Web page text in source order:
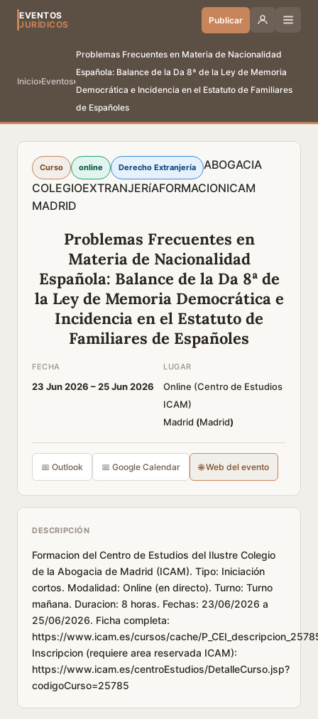
EVENTOS
JURÍDICOS
Publicar
Inicio›Eventos›
Problemas Frecuentes en Materia de Nacionalidad
Española: Balance de la Da 8ª de la Ley de Memoria
Democrática e Incidencia en el Estatuto de Familiares
de Españoles
Curso online Derecho Extranjería
ABOGACIA
COLEGIOEXTRANJERíAFORMACIONICAM
MADRID
Problemas Frecuentes en
Materia de Nacionalidad
Española: Balance de la Da 8ª de
la Ley de Memoria Democrática e
Incidencia en el Estatuto de
Familiares de Españoles
FECHA
23 Jun 2026 –25 Jun 2026
LUGAR
Online (Centro de Estudios
ICAM)
Madrid (Madrid)
📅 Outlook 📅 Google Calendar 🌐 Web del evento
DESCRIPCIÓN
Formacion del Centro de Estudios del Ilustre Colegio
de la Abogacia de Madrid (ICAM). Tipo: Iniciación
cortos. Modalidad: Online (en directo). Turno: Turno
mañana. Duracion: 8 horas. Fechas: 23/06/2026 a
25/06/2026. Ficha completa:
https://www.icam.es/cursos/cache/
Inscripcion (requiere area reservada ICAM):
https://www.icam.es/centroEstudios/DetalleCurso.jsp?
codigoCurso=25785